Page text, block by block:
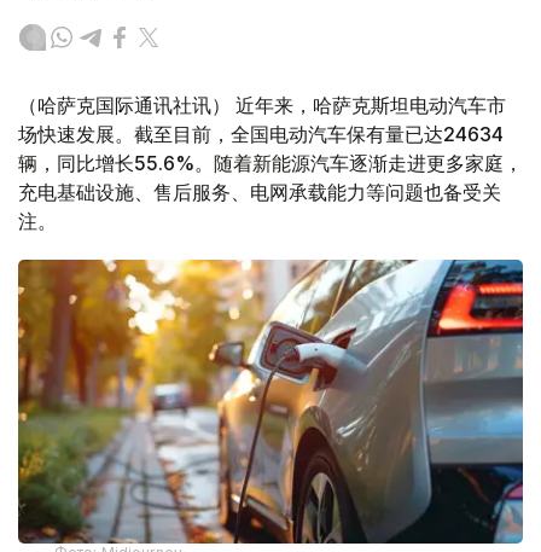
（哈萨克国际通讯社讯） 近年来，哈萨克斯坦电动汽车市
场快速发展。截至目前，全国电动汽车保有量已达24634
辆，同比增长55.6%。随着新能源汽车逐渐走进更多家庭，
充电基础设施、售后服务、电网承载能力等问题也备受关
注。